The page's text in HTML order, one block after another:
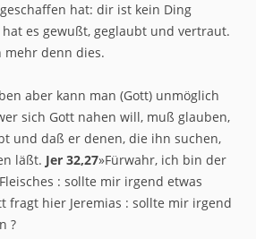
hat: dir ist kein Ding
es gewußt, geglaubt und vertraut.
mehr denn dies.
aber kann man (Gott) unmöglich
sich Gott nahen will, muß glauben,
und daß er denen, die ihn suchen,
läßt. Jer 32,27»Fürwahr, ich bin der
: sollte mir irgend etwas
fragt hier Jeremias : sollte mir irgend
?